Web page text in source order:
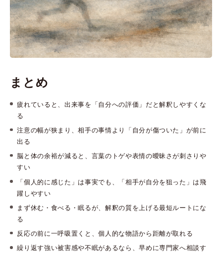
まとめ
疲れていると、出来事を「自分への評価」だと解釈しやすくな
る
注意の幅が狭まり、相手の事情より「自分が傷ついた」が前に
出る
脳と体の余裕が減ると、言葉のトゲや表情の曖昧さが刺さりや
すい
「個人的に感じた」は事実でも、「相手が自分を狙った」は飛
躍しやすい
まず休む・食べる・眠るが、解釈の質を上げる最短ルートにな
る
反応の前に一呼吸置くと、個人的な物語から距離が取れる
繰り返す強い被害感や不眠があるなら、早めに専門家へ相談す